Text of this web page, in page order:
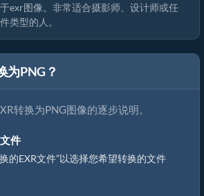
exr图像。非常适合摄影师、设计师或任
类型的人。
为PNG？
转换为PNG图像的逐步说明。
件
的EXR文件”以选择您希望转换的文件